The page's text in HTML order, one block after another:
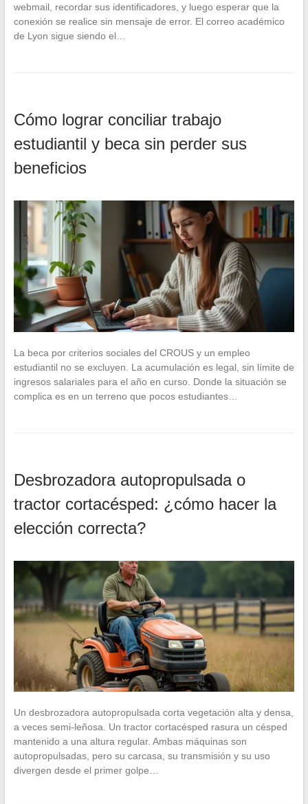
webmail, recordar sus identificadores, y luego esperar que la
conexión se realice sin mensaje de error. El correo académico
de Lyon sigue siendo el…
Cómo lograr conciliar trabajo
estudiantil y beca sin perder sus
beneficios
La beca por criterios sociales del CROUS y un empleo
estudiantil no se excluyen. La acumulación es legal, sin límite de
ingresos salariales para el año en curso. Donde la situación se
complica es en un terreno que pocos estudiantes…
Desbrozadora autopropulsada o
tractor cortacésped: ¿cómo hacer la
elección correcta?
Un desbrozadora autopropulsada corta vegetación alta y densa,
a veces semi-leñosa. Un tractor cortacésped rasura un césped
mantenido a una altura regular. Ambas máquinas son
autopropulsadas, pero su carcasa, su transmisión y su uso
divergen desde el primer golpe…